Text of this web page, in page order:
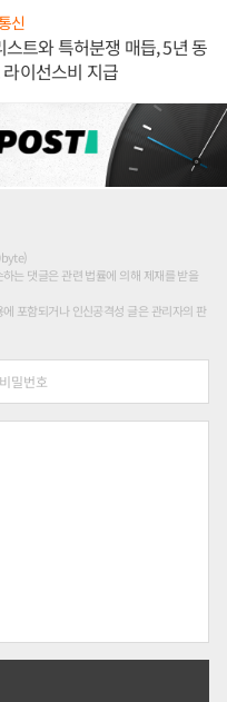
신
트와 특허분쟁 매듭, 5년 동
이선스비 지급
는 댓글은 관련 법률에 의해 제재를 받을
포함되거나 인신공격성 글은 관리자의 판